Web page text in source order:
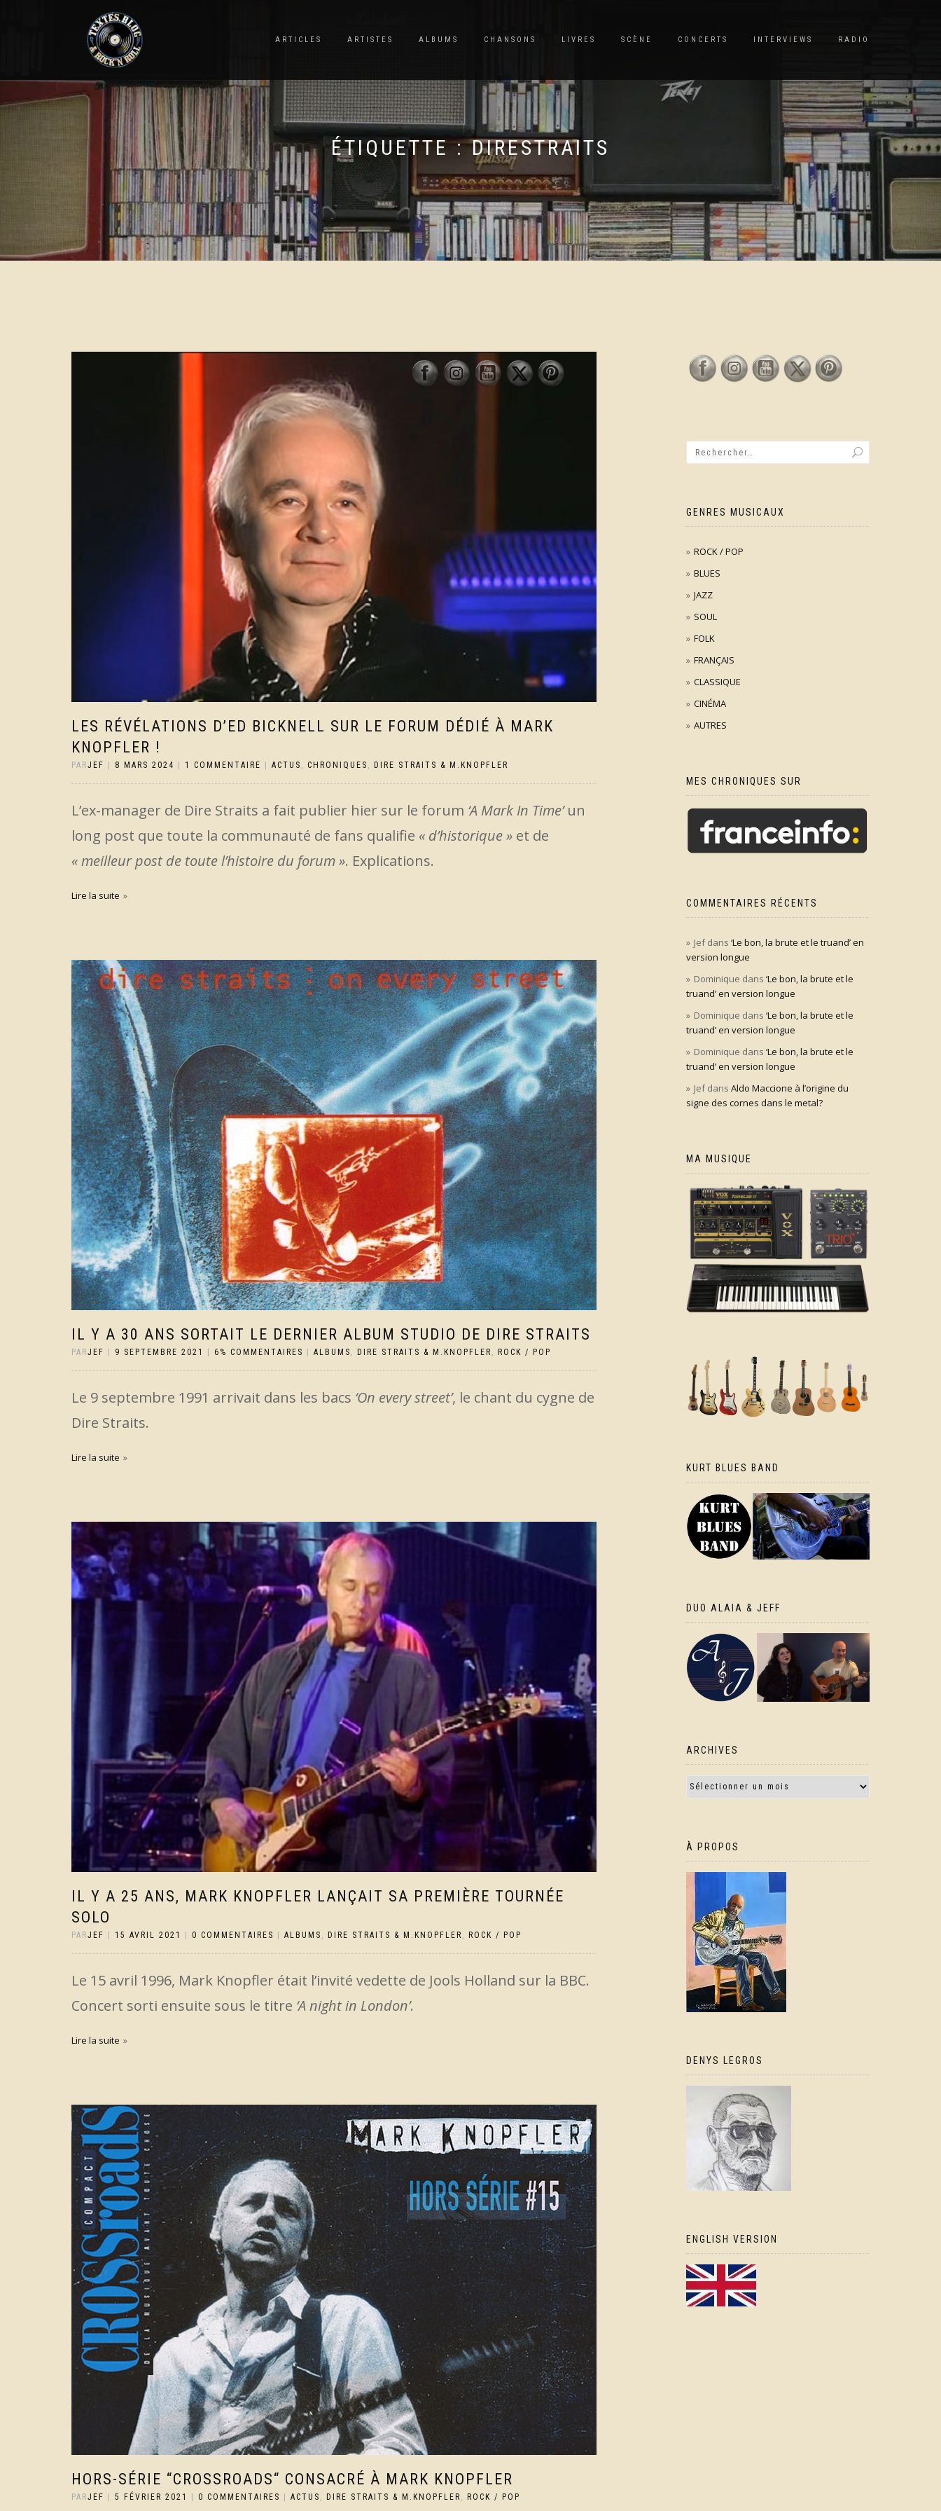
ARTICLES ARTISTES ALBUMS CHANSONS LIVRES SCÈNE CONCERTS INTERVIEWS RADIO
ÉTIQUETTE :DIRESTRAITS
LES RÉVÉLATIONS D’ED BICKNELL SUR LE FORUM DÉDIÉ À MARK
KNOPFLER !
PARJEF 8 MARS 2024 1 COMMENTAIRE ACTUS , CHRONIQUES , DIRE STRAITS & M.KNOPFLER
L’ex-manager de Dire Straits a fait publier hier sur le forum ‘A Mark In Time’un
long post que toute la communauté de fans qualifie « d’historique » et de
« meilleur post de toute l’histoire du forum ». Explications.
Lire la suite
IL Y A 30 ANS SORTAIT LE DERNIER ALBUM STUDIO DE DIRE STRAITS
PARJEF 9 SEPTEMBRE 2021 6% COMMENTAIRES ALBUMS , DIRE STRAITS & M.KNOPFLER , ROCK / POP
Le 9 septembre 1991 arrivait dans les bacs ‘On every street’, le chant du cygne de
Dire Straits.
Lire la suite
IL Y A 25 ANS, MARK KNOPFLER LANÇAIT SA PREMIÈRE TOURNÉE
SOLO
PARJEF 15 AVRIL 2021 0 COMMENTAIRES ALBUMS , DIRE STRAITS & M.KNOPFLER , ROCK / POP
Le 15 avril 1996, Mark Knopfler était l’invité vedette de Jools Holland sur la BBC.
Concert sorti ensuite sous le titre ‘A night in London’.
Lire la suite
HORS-SÉRIE “CROSSROADS“ CONSACRÉ À MARK KNOPFLER
PARJEF 5 FÉVRIER 2021 0 COMMENTAIRES ACTUS , DIRE STRAITS & M.KNOPFLER , ROCK / POP
GENRES MUSICAUX
ROCK / POP
BLUES
JAZZ
SOUL
FOLK
FRANÇAIS
CLASSIQUE
CINÉMA
AUTRES
MES CHRONIQUES SUR
COMMENTAIRES RÉCENTS
Jefdans ‘Le bon, la brute et le truand’ en
version longue
Dominique dans ‘Le bon, la brute et le
truand’ en version longue
Dominique dans ‘Le bon, la brute et le
truand’ en version longue
Dominique dans ‘Le bon, la brute et le
truand’ en version longue
Jefdans Aldo Maccione à l’origine du
signe des cornes dans le metal?
MA MUSIQUE
KURT BLUES BAND
DUO ALAIA & JEFF
ARCHIVES
À PROPOS
DENYS LEGROS
ENGLISH VERSION